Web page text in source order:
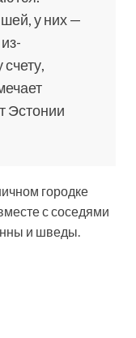
у них —
Эстонии
городке
с соседями
и шведы.